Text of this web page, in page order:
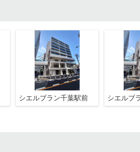
シエルブラン千葉駅前 シエルブ